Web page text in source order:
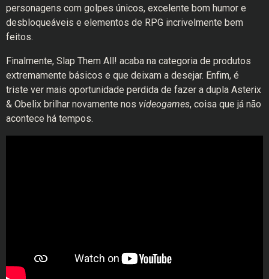
personagens com golpes únicos, excelente bom humor e
desbloqueáveis e elementos de RPG incrivelmente bem
feitos.
Finalmente, Slap Them All! acaba na categoria de produtos
extremamente básicos e que deixam a desejar. Enfim, é
triste ver mais oportunidade perdida de fazer a dupla Asterix
& Obelix brilhar novamente nos videogames, coisa que já não
acontece há tempos.